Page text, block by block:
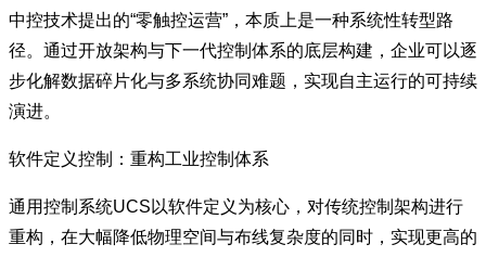
中控技术提出的“零触控运营”，本质上是一种系统性转型路
径。通过开放架构与下一代控制体系的底层构建，企业可以逐
步化解数据碎片化与多系统协同难题，实现自主运行的可持续
演进。
软件定义控制：重构工业控制体系
通用控制系统UCS以软件定义为核心，对传统控制架构进行
重构，在大幅降低物理空间与布线复杂度的同时，实现更高的